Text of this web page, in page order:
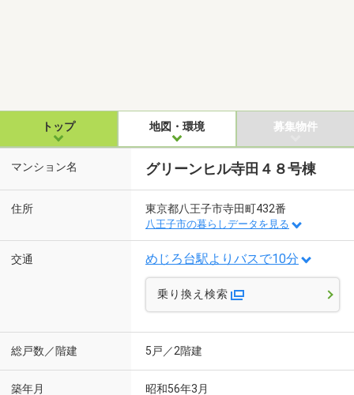
トップ 地図・環境 募集物件
マンション名 グリーンヒル寺田４８号棟
住所 東京都八王子市寺田町432番
八王子市の暮らしデータを見る
交通 めじろ台駅よりバスで10分
乗り換え検索
総戸数／階建 5戸／2階建
築年月 昭和56年3月